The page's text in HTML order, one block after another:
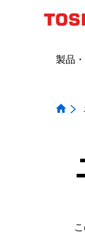
製品